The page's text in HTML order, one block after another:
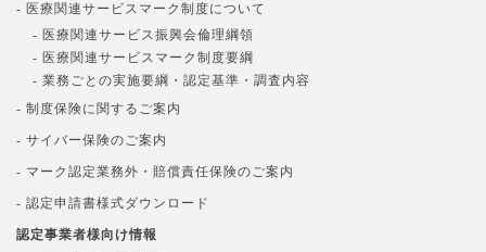
- 医療関連サービスマーク制度について
- 医療関連サービス振興会倫理綱領
- 医療関連サービスマーク制度要綱
- 業務ごとの実施要綱・認定基準・調査内容
- 制度保険に関するご案内
- サイバー保険のご案内
- マーク認定業務外・賠償責任保険のご案内
- 認定申請書様式ダウンロード
認定事業者様向け情報